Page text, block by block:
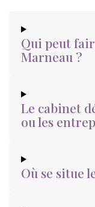
Qui peut
Marneau ?
Le cabinet
ou les
Où se situe